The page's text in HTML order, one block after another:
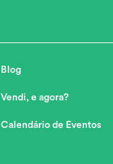
Blog
Vendi, e agora?
Calendário de Eventos